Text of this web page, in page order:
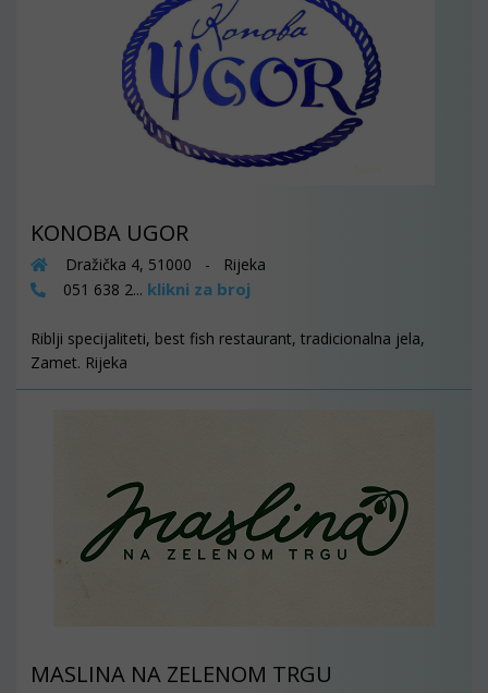
KONOBA UGOR
Dražička 4, 51000 - Rijeka
051 638 2... klikni za broj
Riblji specijaliteti, best fish restaurant, tradicionalna jela,
Zamet. Rijeka
MASLINA NA ZELENOM TRGU